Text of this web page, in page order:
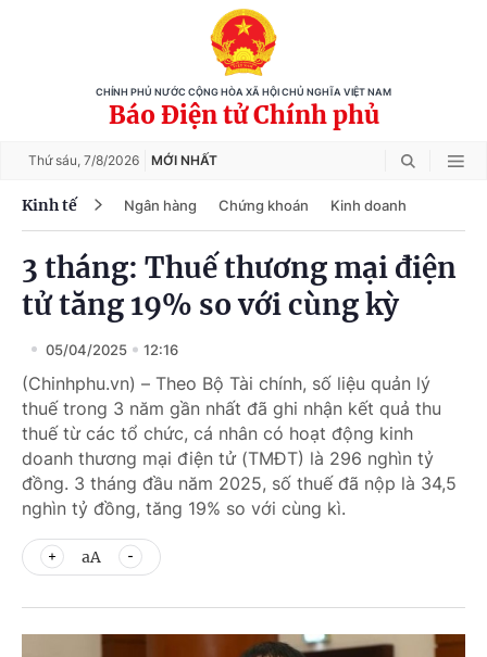
CHÍNH PHỦ NƯỚC CỘNG HÒA XÃ HỘI CHỦ NGHĨA VIỆT NAM
Báo Điện tử Chính phủ
Thứ sáu, 7/8/2026 MỚI NHẤT
Kinh tế Ngân hàng Chứng khoán Kinh doanh
3 tháng: Thuế thương mại điện
tử tăng 19% so với cùng kỳ
05/04/2025 12:16
(Chinhphu.vn) – Theo Bộ Tài chính, số liệu quản lý
thuế trong 3 năm gần nhất đã ghi nhận kết quả thu
thuế từ các tổ chức, cá nhân có hoạt động kinh
doanh thương mại điện tử (TMĐT) là 296 nghìn tỷ
đồng. 3 tháng đầu năm 2025, số thuế đã nộp là 34,5
nghìn tỷ đồng, tăng 19% so với cùng kì.
aA